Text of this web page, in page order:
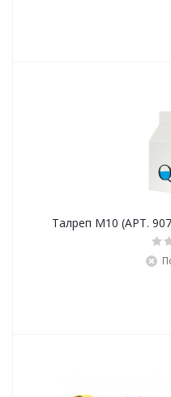
Талреп М10 (АРТ.